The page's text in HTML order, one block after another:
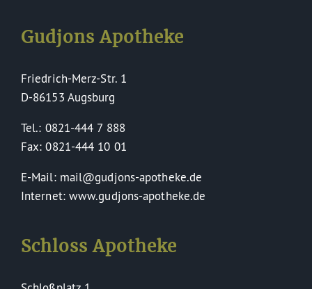
Gudjons Apotheke
Friedrich-Merz-Str. 1
D-86153 Augsburg
Tel.: 0821-444 7 888
Fax: 0821-444 10 01
E-Mail: mail@gudjons-apotheke.de
Internet: www.gudjons-apotheke.de
Schloss Apotheke